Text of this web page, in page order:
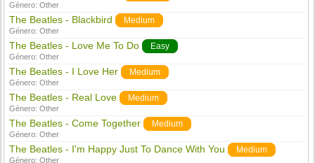
Género:Other
The Beatles - Blackbird Medium
Género:Other
The Beatles - Love Me To Do Easy
Género:Other
The Beatles - I Love Her Medium
Género:Other
The Beatles - Real Love Medium
Género:Other
The Beatles - Come Together Medium
Género:Other
The Beatles - I'm Happy Just To Dance With You Medium
Género:Other